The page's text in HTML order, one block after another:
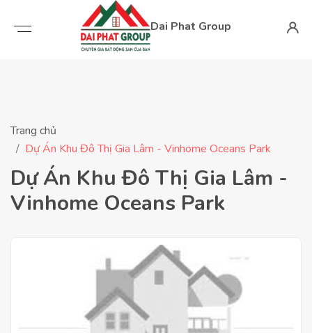
Dai Phat Group
Trang chủ
Dự Án Khu Đô Thị Gia Lâm - Vinhome Oceans Park
Dự Án Khu Đô Thị Gia Lâm -
Vinhome Oceans Park